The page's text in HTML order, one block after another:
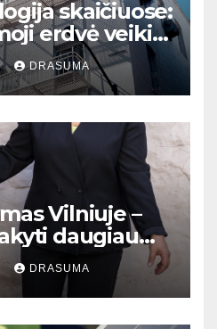
skaičiuose:
erdvė veikia
sveikatą ir
DRASUMA
Vilniuje –
daugiau
DRASUMA